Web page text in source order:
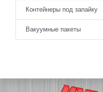
Контейнеры под запайку
Вакуумные пакеты